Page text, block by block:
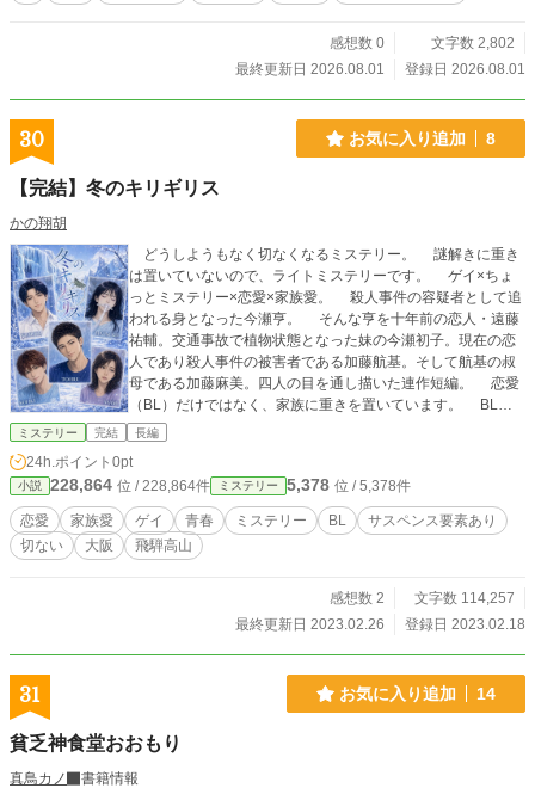
感想数 0
文字数 2,802
最終更新日 2026.08.01
登録日 2026.08.01
30 お気に入り追加 8
【完結】冬のキリギリス
かの翔胡
どうしようもなく切なくなるミステリー。 謎解きに重き
は置いていないので、ライトミステリーです。 ゲイ×ちょ
っとミステリー×恋愛×家族愛。 殺人事件の容疑者として追
われる身となった今瀬亨。 そんな亨を十年前の恋人・遠藤
祐輔。交通事故で植物状態となった妹の今瀬初子。現在の恋
人であり殺人事件の被害者である加藤航基。そして航基の叔
母である加藤麻美。四人の目を通し描いた連作短編。 恋愛
（BL）だけではなく、家族に重きを置いています。 BL世
界ではなく、実際のゲイを描いているため、ファンタジー要
られる恋愛であり、青春であり、家族の物語です。
ミステリー 完結 長編
24h.ポイント 0pt
小説 228,864 位 / 228,864件 ミステリー 5,378 位 / 5,378件
恋愛 家族愛 ゲイ 青春 ミステリー BL
サスペンス要素あり
切ない
大阪 飛騨高山
感想数 2
文字数 114,257
最終更新日 2023.02.26
登録日 2023.02.18
31 お気に入り追加 14
貧乏神食堂おおもり
真鳥カノ
書籍情報